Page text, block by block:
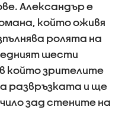
Александър е
който оживя
ролята на
шести
който зрителите
развръзката и ще
зад стените на